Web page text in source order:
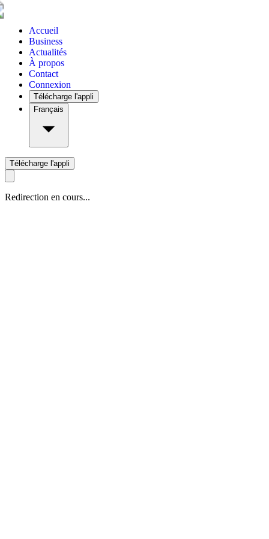
Accueil
Business
Actualités
À propos
Contact
Connexion
Télécharge l'appli
Français
Télécharge l'appli
Redirection en cours...